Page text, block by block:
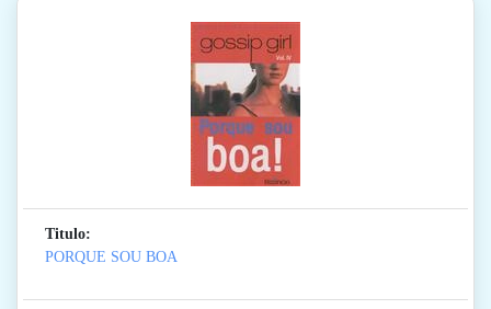
Titulo:
PORQUE SOU BOA